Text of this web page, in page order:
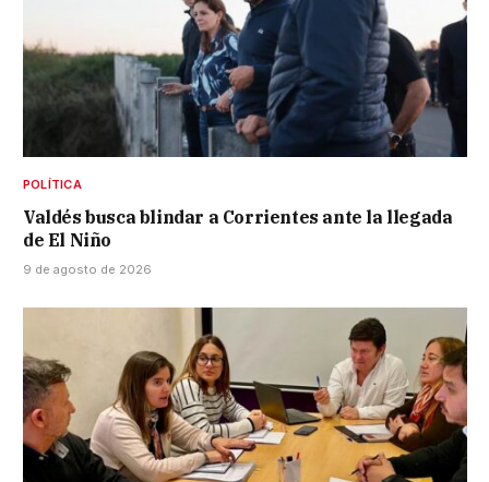
POLÍTICA
Valdés busca blindar a Corrientes ante la llegada
de El Niño
9 de agosto de 2026